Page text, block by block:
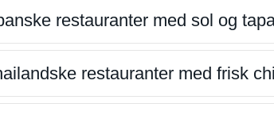
restauranter med sol og
restauranter med frisk